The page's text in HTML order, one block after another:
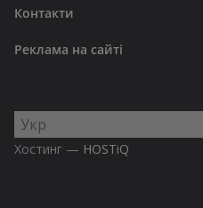
Контакти
Реклама на сайті
Вибрати
мову
Хостинг — HOSTiQ